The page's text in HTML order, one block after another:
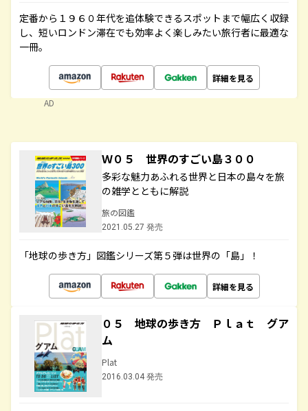
定番から１９６０年代を追体験できるスポットまで幅広く収録
し、短いロンドン滞在でも効率よく楽しみたい旅行者に最適な
一冊。
詳細を見る
AD
Ｗ０５ 世界のすごい島３００
多彩な魅力あふれる世界と日本の島々を旅
の雑学とともに解説
旅の図鑑
2021.05.27 発売
「地球の歩き方」図鑑シリーズ第５弾は世界の「島」！
詳細を見る
０５ 地球の歩き方 Ｐｌａｔ グア
ム
Plat
2016.03.04 発売